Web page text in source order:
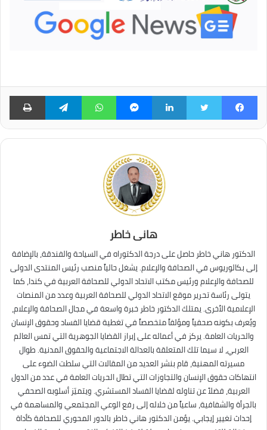
فيسبوك لينكدإن ماسنجر واتساب تيلقرام
هانى خاطر
الدكتور هاني خاطر حاصل على درجة الدكتوراه في السياحة والفندقة، بالإضافة
إلى بكالوريوس في الصحافة والإعلام. يشغل حالياً منصب رئيس المنتدى الدولى
للصحافة والإعلام ورئيس مكتب الاتحاد الدولي للصحافة العربية في كندا، كما
يتولى رئاسة تحرير موقع الاتحاد الدولي للصحافة العربية وعدد من المنصات
الإعلامية الأخرى. يمتلك الدكتور خاطر خبرة واسعة في مجال الصحافة والإعلام،
ويُعرف بكونه صحفياً ومؤلفاً متخصصاً في تغطية قضايا الفساد وحقوق الإنسان
والحريات العامة. يركز في أعماله على إبراز القضايا الجوهرية التي تمس العالم
العربي، لا سيما تلك المتعلقة بالعدالة الاجتماعية والحقوق المدنية. طوال
مسيرته المهنية، قام بنشر العديد من المقالات التي سلطت الضوء على
انتهاكات حقوق الإنسان والتجاوزات التي تطال الحريات العامة في عدد من الدول
العربية، فضلاً عن تناوله لقضايا الفساد المستشري. ويتميّز أسلوبه الصحفي
بالجرأة والشفافية، ساعياً من خلاله إلى رفع الوعي المجتمعي والمساهمة في
إحداث تغيير إيجابي. يؤمن الدكتور هاني خاطر بالدور المحوري للصحافة كأداة